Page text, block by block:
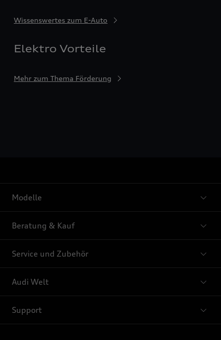
Wissenswertes zum E-Auto
Elektro Vorteile
Mehr zum Thema Förderung
Modelle
Beratung & Kauf
Service und Zubehör
Audi Welt
Support